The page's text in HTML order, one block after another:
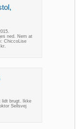
ned. Nem at
ChiccoLise
lidt brugt. Ikke
Sellsvej